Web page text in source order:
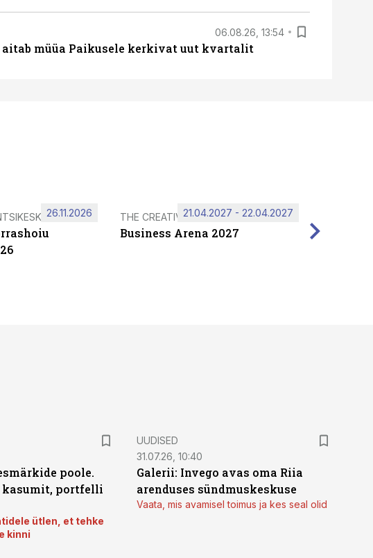
06.08.26, 13:54
aitab müüa Paikusele kerkivat uut kvartalit
26.11.2026 THE CREATIVE HUB
Business Arena 2027
21.04.2027 - 22.04.2027
poole.
kasumit, portfelli
ütlen, et tehke
kinni
UUDISED
31.07.26, 10:40
Galerii: Invego avas oma Riia
arenduses sündmuskeskuse
Vaata, mis avamisel toimus ja kes seal olid